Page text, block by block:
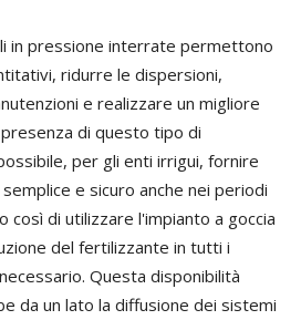
in pressione interrate permettono
ridurre le dispersioni,
e realizzare un migliore
di questo tipo di
per gli enti irrigui, fornire
e sicuro anche nei periodi
così di utilizzare l'impianto a goccia
del fertilizzante in tutti i
Questa disponibilità
da un lato la diffusione dei sistemi